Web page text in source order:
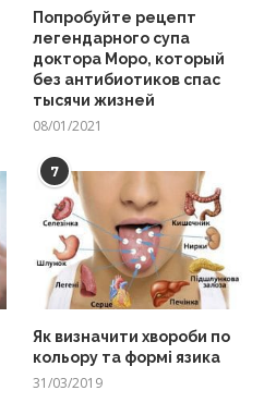
Попробуйте рецепт
легендарного супа
доктора Моро, который
без антибиотиков спас
тысячи жизней
08/01/2021
7
Як визначити хвороби по
кольору та формі язика
31/03/2019